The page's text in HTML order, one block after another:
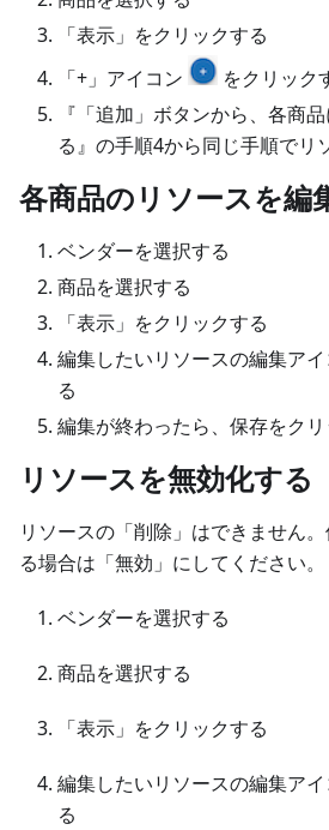
「表示」をクリックする
「+」アイコン
をクリック
『「追加」ボタンから、各商
る』の手順4から同じ手順でリ
各商品のリソースを編
ベンダーを選択する
商品を選択する
「表示」をクリックする
編集したいリソースの編集ア
る
編集が終わったら、保存をク
リソースを無効化する
リソースの「削除」はできません
る場合は「無効」にしてください。
ベンダーを選択する
商品を選択する
「表示」をクリックする
編集したいリソースの編集ア
る